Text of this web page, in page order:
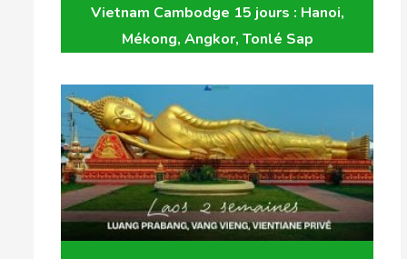
Vietnam Cambodge 15 jours : Hanoi,
Mékong, Angkor, Tonlé Sap